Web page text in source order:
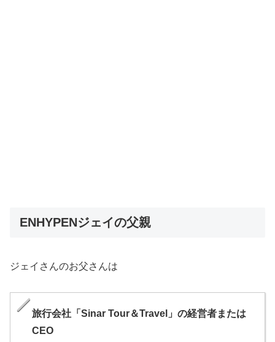
ENHYPENジェイの父親
ジェイさんのお父さんは
旅行会社「Sinar Tour＆Travel」の経営者または
CEO